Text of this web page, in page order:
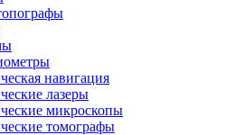
навигация
лазеры
микроскопы
томографы